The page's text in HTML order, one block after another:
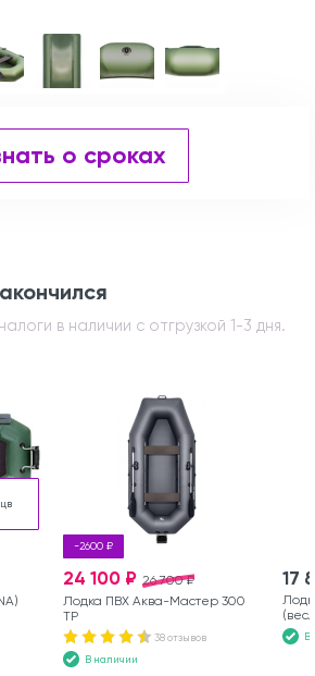
о сроках
в наличии с отгрузкой 1-3 дня.
-2600 ₽
26 700 ₽
24 100 ₽
Лодка ПВХ Аква-Мастер 300
ТР
38 отзывов
В наличии
17
В